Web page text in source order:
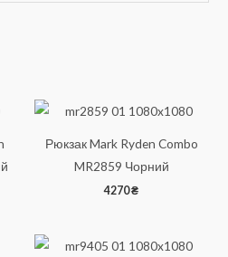
Рюкзак Mark Ryden Combo
MR2859 Чорний
4270₴